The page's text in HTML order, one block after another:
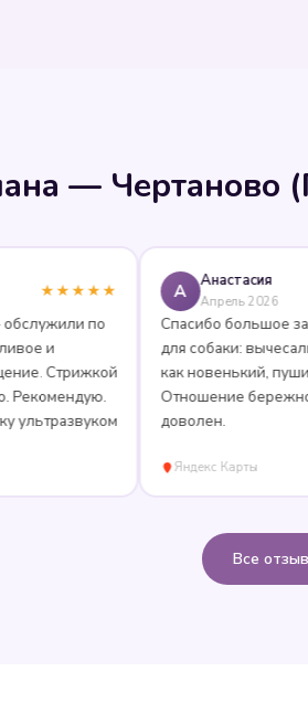
— Чертаново
★★★★★
по
Анастасия
Апрель 2026
Спасибо большое за
для собаки: вычесали,
как новенький, пушистый
Отношение бережное,
доволен.
Яндекс Карты
Все